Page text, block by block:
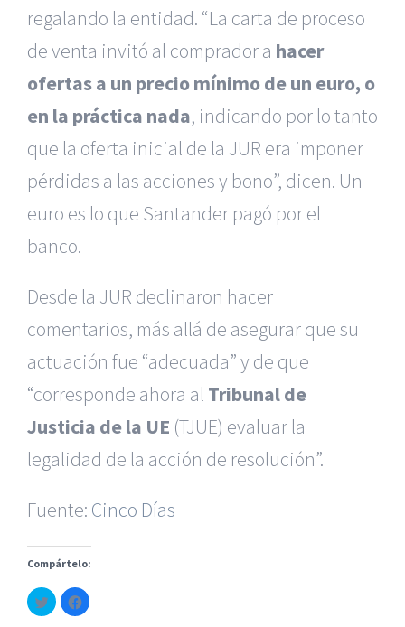
regalando la entidad. “La carta de proceso
de venta invitó al comprador a hacer
ofertas a un precio mínimo de un euro, o
en la práctica nada, indicando por lo tanto
que la oferta inicial de la JUR era imponer
pérdidas a las acciones y bono”, dicen. Un
euro es lo que Santander pagó por el
banco.
Desde la JUR declinaron hacer
comentarios, más allá de asegurar que su
actuación fue “adecuada” y de que
“corresponde ahora al Tribunal de
Justicia de la UE (TJUE) evaluar la
legalidad de la acción de resolución”.
Fuente: Cinco Días
Compártelo:
Haz
clic
para
Haz
clic
|Reclamación de Accidentes en Alicante|Reclamación
de Accidentes en Madrid| BGD Abogados Madrid
|Formación para Abogados
|Hacer Contrato De
© Copyright 2010 -